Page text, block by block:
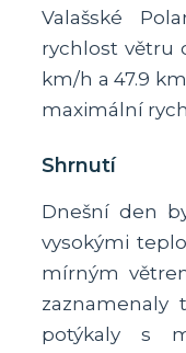
Valašské
rychlost větru
km/h a 47.9
maximální
Shrnutí
Dnešní den
vysokými
mírným
zaznamenaly
potýkaly s